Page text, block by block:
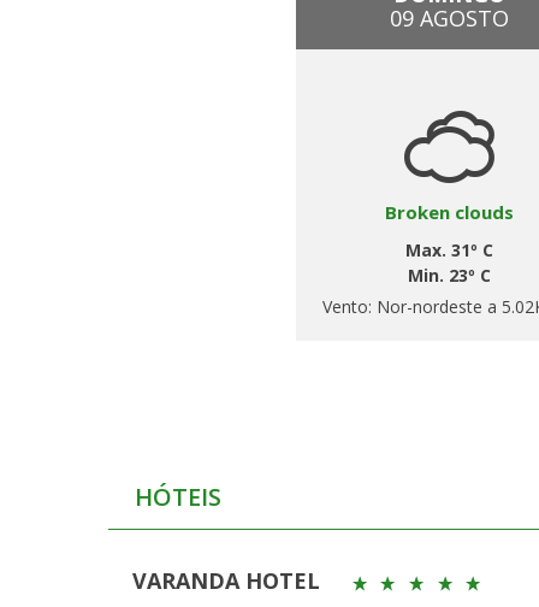
09 AGOSTO
Broken clouds
Max. 31º C
Min. 23º C
Vento: Nor-nordeste a
HÓTEIS
VARANDA HOTEL